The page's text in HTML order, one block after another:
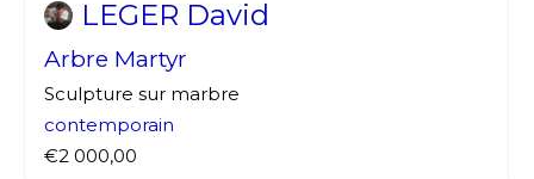
LEGER David
Arbre Martyr
Sculpture sur marbre
contemporain
€2 000,00